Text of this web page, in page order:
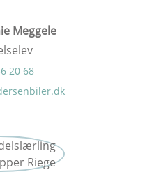
Meggele
20 68